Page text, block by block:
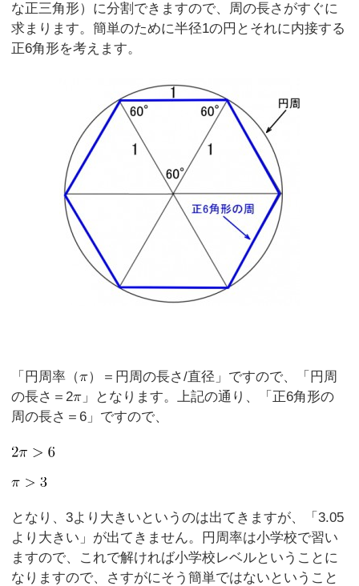
な正三角形）に分割できますので、周の長さがすぐに
求まります。簡単のために半径1の円とそれに内接する
正6角形を考えます。
「円周率（
）＝円周の長さ/直径」ですので、「円周
の長さ＝2
」となります。上記の通り、「正6角形の
周の長さ＝6」ですので、
となり、3より大きいというのは出てきますが、「3.05
より大きい」が出てきません。円周率は小学校で習い
ますので、これで解ければ小学校レベルということに
なりますので、さすがにそう簡単ではないということ